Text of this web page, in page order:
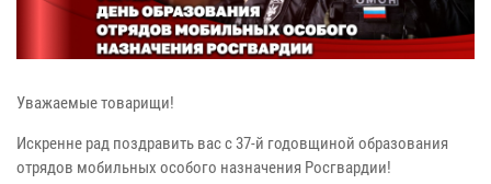
Уважаемые товарищи!
Искренне рад поздравить вас с 37-й годовщиной образования
отрядов мобильных особого назначения Росгвардии!